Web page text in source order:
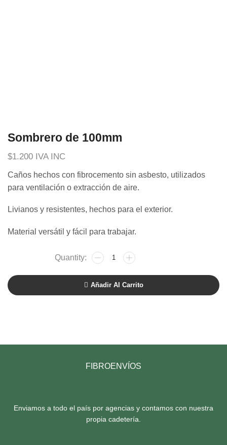
Sombrero de 100mm
$1.200 IVA INC
Caños hechos con fibrocemento sin asbesto, utilizados
para ventilación o extracción de aire.
Livianos y resistentes, hechos para el exterior.
Material versátil y fácil para trabajar.
Añadir Al Carrito
FIBROENVÍOS
Enviamos a todo el país por agencias y contamos con nuestra
propia cadetería.